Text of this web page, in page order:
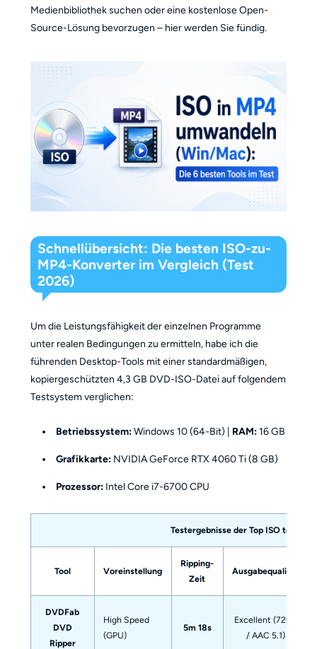
Medienbibliothek suchen oder eine kostenlose Open-
Source-Lösung bevorzugen – hier werden Sie fündig.
Schnellübersicht: Die besten ISO-zu-
MP4-Konverter im Vergleich (Test
2026)
Um die Leistungsfähigkeit der einzelnen Programme
unter realen Bedingungen zu ermitteln, habe ich die
führenden Desktop-Tools mit einer standardmäßigen,
kopiergeschützten 4,3 GB DVD-ISO-Datei auf folgendem
Testsystem verglichen:
Betriebssystem:Windows 10 (64-Bit) | RAM:16 GB
Grafikkarte: NVIDIA GeForce RTX 4060 Ti (8 GB)
Prozessor: Intel Core i7-6700 CPU
Testergebnisse der Top ISO to
Tool Voreinstellung
Ripping-
Zeit
Ausgabequalität
DVDFab
DVD
Ripper
High Speed
(GPU)
5m 18s
Excellent (720p
/ AAC 5.1)